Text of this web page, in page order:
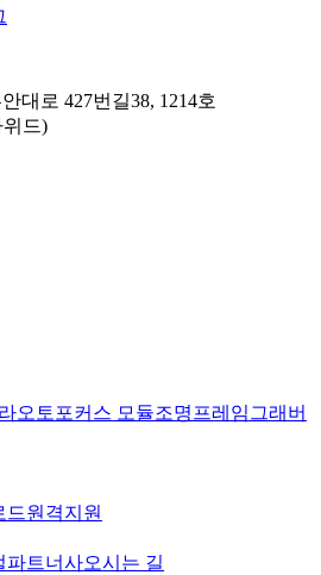
대로 427번길38, 1214호
드)
오토포커스 모듈조명 프레임그래버
드원격지원
파트너사오시는 길